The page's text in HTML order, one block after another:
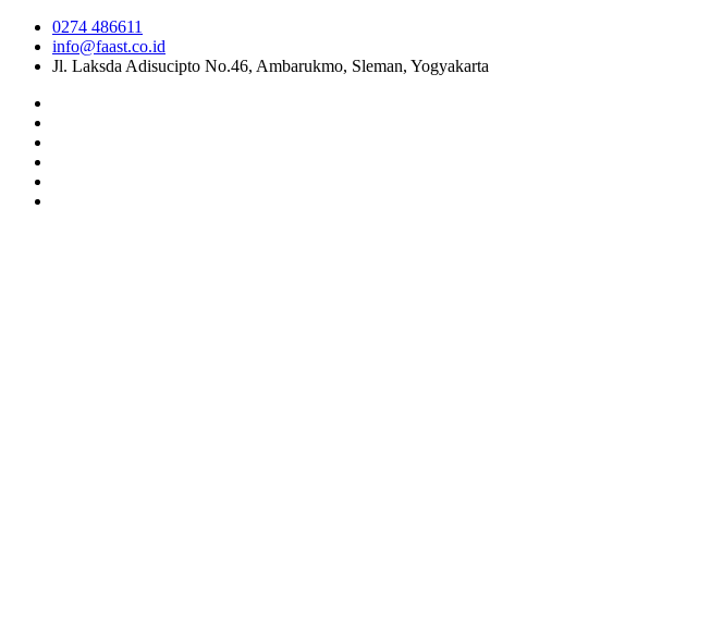
0274 486611
info@faast.co.id
Jl. Laksda Adisucipto No.46, Ambarukmo, Sleman, Yogyakarta